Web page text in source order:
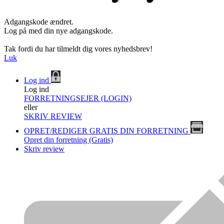
Adgangskode ændret.
Log på med din nye adgangskode.
Tak fordi du har tilmeldt dig vores nyhedsbrev!
Luk
Log ind
Log ind
FORRETNINGSEJER (LOGIN)
eller
SKRIV REVIEW
OPRET/REDIGER GRATIS DIN FORRETNING
Opret din forretning (Gratis)
Skriv review